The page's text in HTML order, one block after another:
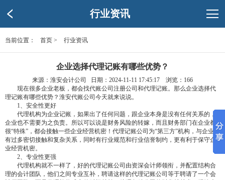
行业资讯
当前位置： 首页 > 行业资讯
企业选择代理记账有哪些优势？
来源：淮安会计公司 日期：2024-11-11 17:45:17 浏览： 166
现在很多企业老板，都会找代账公司注册公司和代理记账。那么企业选择代
理记账有哪些优势？淮安代账公司今天就来说说。
1、安全性更好
代理机构为企业记账，如果出了任何问题，跟企业本身是没有任何关系的，
企业也不需要为之负责。所以可以说是财务风险的转嫁，而且财务部门在企业都
很“特殊”，都会接触一些企业经营机密！代理记账公司为“第三方”机构，与企业没
有过多密切接触和复杂关系，同时有行业规范和行业信誉制约，更有利于保守企
业经营机密。
2、专业性更强
代理机构就不一样了，好的代理记账公司由资深会计师领衔，并配置结构合
理的会计团队，他们之间专业互补，聘请这样的代理记账公司等于聘请了一个会